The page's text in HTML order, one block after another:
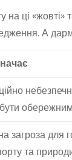
на ці «жовті»
А
загроза для
та